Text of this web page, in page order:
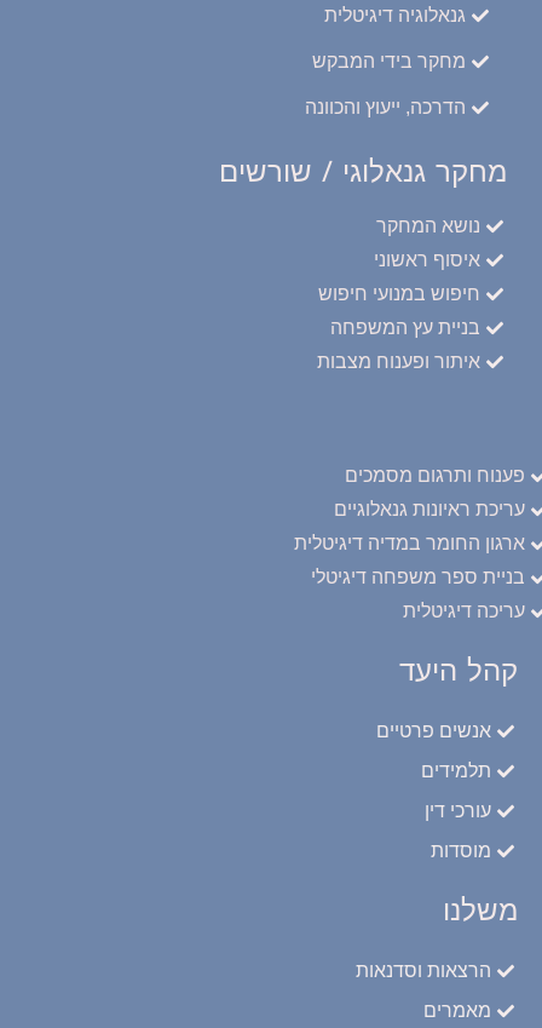
גנאלוגיה דיגיטלית
מחקר בידי המבקש
הדרכה, ייעוץ והכוונה
מחקר גנאלוגי / שורשים
נושא המחקר
איסוף ראשוני
חיפוש במנועי חיפוש
בניית עץ המשפחה
איתור ופענוח מצבות
פענוח ותרגום מסמכים
עריכת ראיונות גנאלוגיים
ארגון החומר במדיה דיגיטלית
בניית ספר משפחה דיגיטלי
עריכה דיגיטלית
קהל היעד
אנשים פרטיים
תלמידים
עורכי דין
מוסדות
משלנו
הרצאות וסדנאות
מאמרים